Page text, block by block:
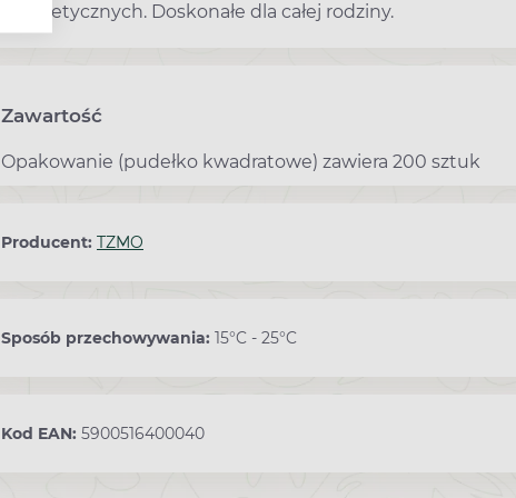
kosmetycznych. Doskonałe dla całej rodziny.
Zawartość
Opakowanie (pudełko kwadratowe) zawiera 200 sztuk
Producent: TZMO
Sposób przechowywania: 15°C - 25°C
Kod EAN: 5900516400040